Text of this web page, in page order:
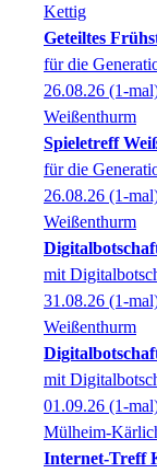
Kettig
Geteiltes
für die
26.08.26 (1-
Weißenthurm
Spieletreff
für die
26.08.26 (1-
Weißenthurm
mit
31.08.26 (1-
Weißenthurm
mit
01.09.26 (1-
Mülheim-
Internet-Treff